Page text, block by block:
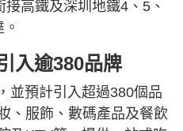
高鐵及深圳地鐵4、5、
入逾380品牌
並預計引入超過380個品
、服飾、數碼產品及餐飲